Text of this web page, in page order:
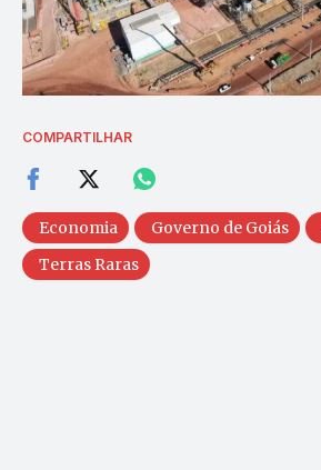
COMPARTILHAR
Economia Governo de Goiás
Terras Raras